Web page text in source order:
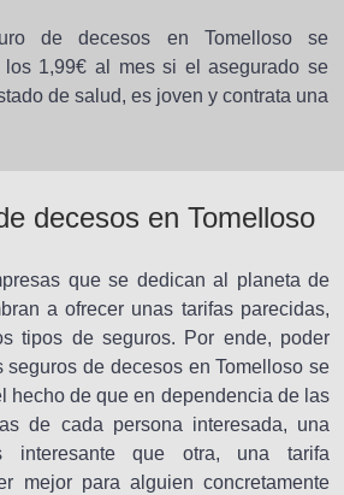
de decesos en Tomelloso se
los 1,99€ al mes si el asegurado se
de salud, es joven y contrata una
decesos en Tomelloso
que se dedican al planeta de
a ofrecer unas tarifas parecidas,
tipos de seguros. Por ende, poder
de decesos en Tomelloso se
hecho de que en dependencia de las
de cada persona interesada, una
interesante que otra, una tarifa
mejor para alguien concretamente